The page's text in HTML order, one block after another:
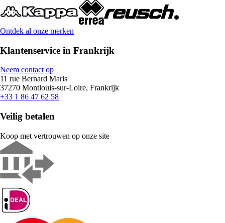
Ontdek al onze merken
Klantenservice in Frankrijk
Neem contact op
11 rue Bernard Maris
37270 Montlouis-sur-Loire, Frankrijk
+33 1 86 47 62 58
Veilig betalen
Koop met vertrouwen op onze site